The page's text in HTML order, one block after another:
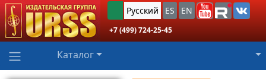
Русский ES EN
+7 (499) 724-25-45
Каталог